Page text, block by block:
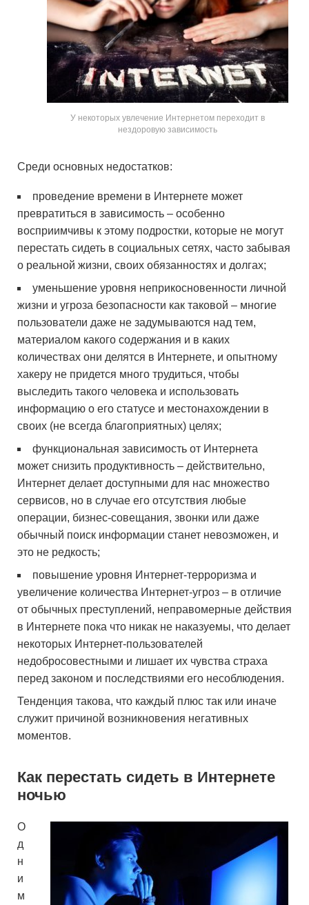
У некоторых увлечение Интернетом переходит в
нездоровую зависимость
Среди основных недостатков:
проведение времени в Интернете может
превратиться в зависимость – особенно
восприимчивы к этому подростки, которые не могут
перестать сидеть в социальных сетях, часто забывая
о реальной жизни, своих обязанностях и долгах;
уменьшение уровня неприкосновенности личной
жизни и угроза безопасности как таковой – многие
пользователи даже не задумываются над тем,
материалом какого содержания и в каких
количествах они делятся в Интернете, и опытному
хакеру не придется много трудиться, чтобы
выследить такого человека и использовать
информацию о его статусе и местонахождении в
своих (не всегда благоприятных) целях;
функциональная зависимость от Интернета
может снизить продуктивность – действительно,
Интернет делает доступными для нас множество
сервисов, но в случае его отсутствия любые
операции, бизнес-совещания, звонки или даже
обычный поиск информации станет невозможен, и
это не редкость;
повышение уровня Интернет-терроризма и
увеличение количества Интернет-угроз – в отличие
от обычных преступлений, неправомерные действия
в Интернете пока что никак не наказуемы, что делает
некоторых Интернет-пользователей
недобросовестными и лишает их чувства страха
перед законом и последствиями его несоблюдения.
Тенденция такова, что каждый плюс так или иначе
служит причиной возникновения негативных
моментов.
Как перестать сидеть в Интернете
ночью
О
д
н
и
м